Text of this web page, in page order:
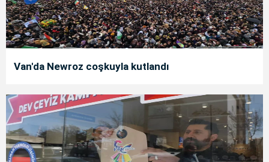
Van'da Newroz coşkuyla kutlandı